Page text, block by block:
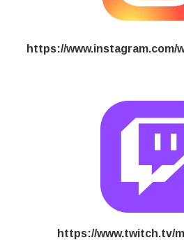
https://www.instagram.com/
https://www.twitch.tv/